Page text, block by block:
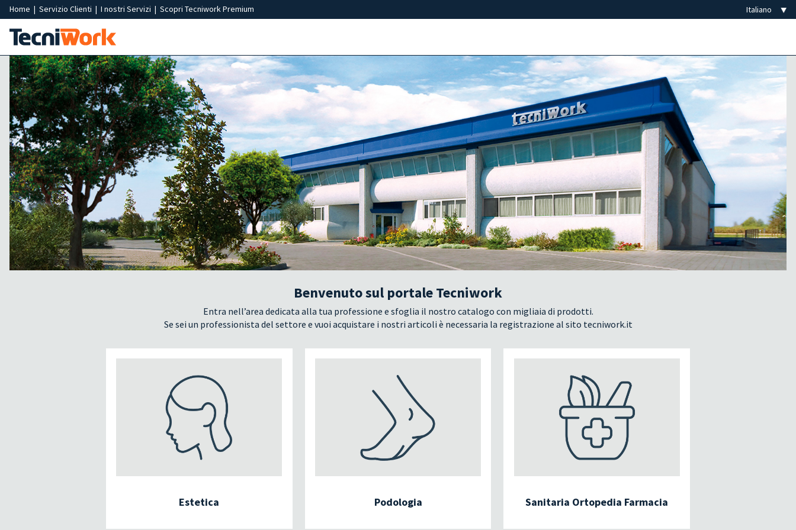
Home | Servizio Clienti | I nostri Servizi | Scopri Tecniwork Premium
Benvenuto sul portale Tecniwork
Entra nell’area dedicata alla tua professione e sfoglia il nostro catalogo con migliaia di prodotti.
Se sei un professionista del settore e vuoi acquistare i nostri articoli è necessaria la registrazione al sito tecniwork.it
Estetica Podologia Sanitaria Ortopedia Farmacia